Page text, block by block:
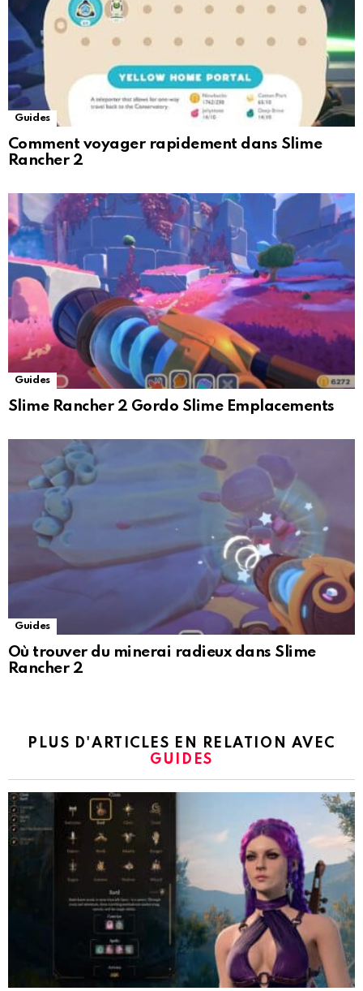
Guides
Comment voyager rapidement dans Slime
Rancher 2
Guides
Slime Rancher 2 Gordo Slime Emplacements
Guides
Où trouver du minerai radieux dans Slime
Rancher 2
PLUS D'ARTICLES EN RELATION AVEC
GUIDES